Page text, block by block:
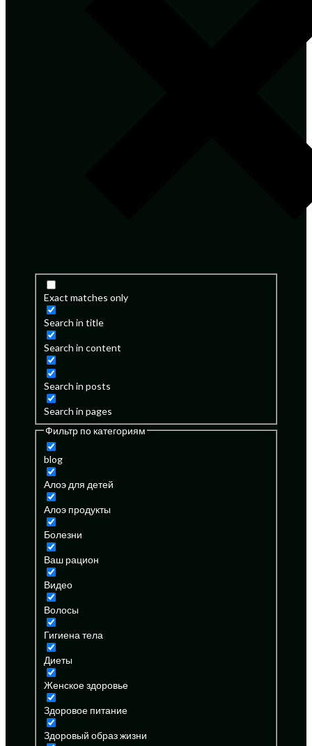
Exact matches only
Search in title
Search in content
Search in posts
Search in pages
Фильтр по категориям
blog
Алоэ для детей
Алоэ продукты
Болезни
Ваш рацион
Видео
Волосы
Гигиена тела
Диеты
Женское здоровье
Здоровое питание
Здоровый образ жизни